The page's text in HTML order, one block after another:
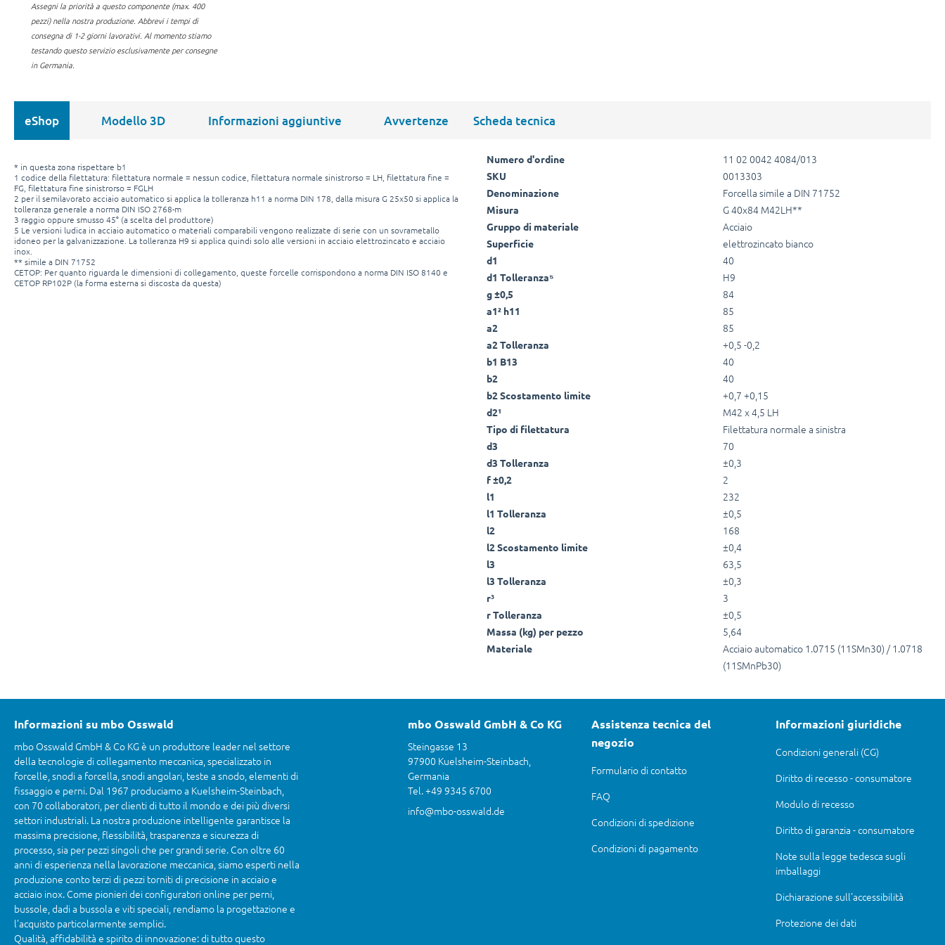
Assegni la priorità a questo componente (max. 400
pezzi) nella nostra produzione. Abbrevi i tempi di
consegna di 1-2 giorni lavorativi. Al momento stiamo
testando questo servizio esclusivamente per consegne
in Germania.
eShop Modello 3D Informazioni aggiuntive Avvertenze Scheda tecnica
* in questa zona rispettare b1
1 codice della filettatura: filettatura normale = nessun codice, filettatura normale sinistrorso = LH, filettatura fine =
FG, filettatura fine sinistrorso = FGLH
2 per il semilavorato acciaio automatico si applica la tolleranza h11 a norma DIN 178, dalla misura G 25x50 si applica la
tolleranza generale a norma DIN ISO 2768-m
3 raggio oppure smusso 45° (a scelta del produttore)
5 Le versioni ludica in acciaio automatico o materiali comparabili vengono realizzate di serie con un sovrametallo
idoneo per la galvanizzazione. La tolleranza H9 si applica quindi solo alle versioni in acciaio elettrozincato e acciaio
inox.
** simile a DIN 71752
CETOP: Per quanto riguarda le dimensioni di collegamento, queste forcelle corrispondono a norma DIN ISO 8140 e
CETOP RP102P (la forma esterna si discosta da questa)
Numero d'ordine 11 02 0042 4084/013
SKU 0013303
Denominazione Forcella simile a DIN 71752
Misura G 40x84 M42LH**
Gruppo di materiale Acciaio
Superficie elettrozincato bianco
d1 40
d1 Tolleranza⁵ H9
g ±0,5 84
a1² h11 85
a2 85
a2 Tolleranza +0,5 -0,2
b1 B13 40
b2 40
b2 Scostamento limite +0,7 +0,15
d2¹ M42 x 4,5 LH
Tipo di filettatura Filettatura normale a sinistra
d3 70
d3 Tolleranza ±0,3
f ±0,2 2
l1 232
l1 Tolleranza ±0,5
l2 168
l2 Scostamento limite ±0,4
l3 63,5
l3 Tolleranza ±0,3
r³ 3
r Tolleranza ±0,5
Massa (kg) per pezzo 5,64
Materiale
Acciaio automatico 1.0715 (11SMn30) / 1.0718
(11SMnPb30)
Informazioni su mbo Osswald
mbo Osswald GmbH & Co KG è un produttore leader nel settore
della tecnologie di collegamento meccanica, specializzato in
forcelle, snodi a forcella, snodi angolari, teste a snodo, elementi di
fissaggio e perni. Dal 1967 produciamo a Kuelsheim-Steinbach,
con 70 collaboratori, per clienti di tutto il mondo e dei più diversi
settori industriali. La nostra produzione intelligente garantisce la
massima precisione, flessibilità, trasparenza e sicurezza di
processo, sia per pezzi singoli che per grandi serie. Con oltre 60
anni di esperienza nella lavorazione meccanica, siamo esperti nella
produzione conto terzi di pezzi torniti di precisione in acciaio e
acciaio inox. Come pionieri dei configuratori online per perni,
bussole, dadi a bussola e viti speciali, rendiamo la progettazione e
l’acquisto particolarmente semplici.
Qualità, affidabilità e spirito di innovazione: di tutto questo
mbo Osswald GmbH & Co KG
Steingasse 13
97900 Kuelsheim-Steinbach,
Germania
Tel. +49 9345 6700
info@mbo-osswald.de
Assistenza tecnica del
negozio
Formulario di contatto
FAQ
Condizioni di spedizione
Condizioni di pagamento
Informazioni giuridiche
Condizioni generali (CG)
Diritto di recesso - consumatore
Modulo di recesso
Diritto di garanzia - consumatore
Note sulla legge tedesca sugli
imballaggi
Dichiarazione sull'accessibilità
Protezione dei dati